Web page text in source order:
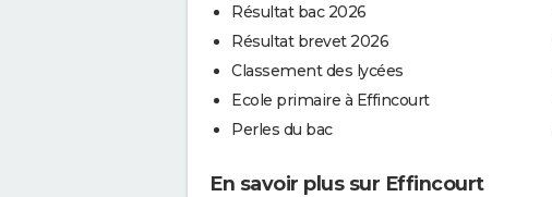
Résultat bac 2026
Résultat brevet 2026
Classement des lycées
Ecole primaire à Effincourt
Perles du bac
En savoir plus sur Effincourt